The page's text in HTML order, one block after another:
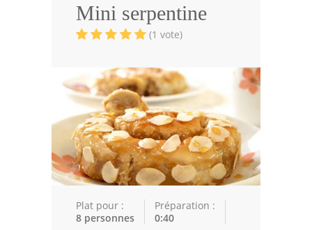
Volailles
Poissons
Soupes
Pâtisseries
Epices
Recettes Marocaine
Tajines
Mini serpentine
(1 vote)
Plat pour :
8 personnes
Préparation :
0:40